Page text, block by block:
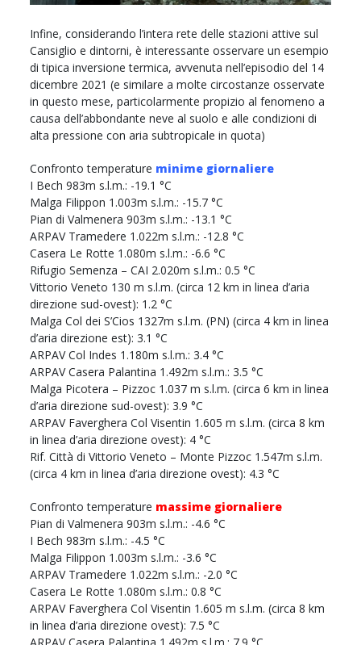
Infine, considerando l’intera rete delle stazioni attive sul
Cansiglio e dintorni, è interessante osservare un esempio
di tipica inversione termica, avvenuta nell’episodio del 14
dicembre 2021 (e similare a molte circostanze osservate
in questo mese, particolarmente propizio al fenomeno a
causa dell’abbondante neve al suolo e alle condizioni di
alta pressione con aria subtropicale in quota)
Confronto temperature minime giornaliere
I Bech 983m s.l.m.: -19.1 °C
Malga Filippon 1.003m s.l.m.: -15.7 °C
Pian di Valmenera 903m s.l.m.: -13.1 °C
ARPAV Tramedere 1.022m s.l.m.: -12.8 °C
Casera Le Rotte 1.080m s.l.m.: -6.6 °C
Rifugio Semenza – CAI 2.020m s.l.m.: 0.5 °C
Vittorio Veneto 130 m s.l.m. (circa 12 km in linea d’aria
direzione sud-ovest): 1.2 °C
Malga Col dei S’Cios 1327m s.l.m. (PN) (circa 4 km in linea
d’aria direzione est): 3.1 °C
ARPAV Col Indes 1.180m s.l.m.: 3.4 °C
ARPAV Casera Palantina 1.492m s.l.m.: 3.5 °C
Malga Picotera – Pizzoc 1.037 m s.l.m. (circa 6 km in linea
d’aria direzione sud-ovest): 3.9 °C
ARPAV Faverghera Col Visentin 1.605 m s.l.m. (circa 8 km
in linea d’aria direzione ovest): 4 °C
Rif. Città di Vittorio Veneto – Monte Pizzoc 1.547m s.l.m.
(circa 4 km in linea d’aria direzione ovest): 4.3 °C
Confronto temperature massime giornaliere
Pian di Valmenera 903m s.l.m.: -4.6 °C
I Bech 983m s.l.m.: -4.5 °C
Malga Filippon 1.003m s.l.m.: -3.6 °C
ARPAV Tramedere 1.022m s.l.m.: -2.0 °C
Casera Le Rotte 1.080m s.l.m.: 0.8 °C
ARPAV Faverghera Col Visentin 1.605 m s.l.m. (circa 8 km
in linea d’aria direzione ovest): 7.5 °C
ARPAV Casera Palantina 1.492m s.l.m.: 7.9 °C